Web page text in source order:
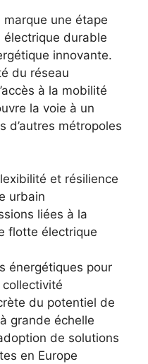
une étape
durable
innovante.
du réseau
à la mobilité
la voie à un
d’autres métropoles
et résilience
urbain
liées à la
flotte électrique
énergétiques pour
du potentiel de
grande échelle
de solutions
en Europe